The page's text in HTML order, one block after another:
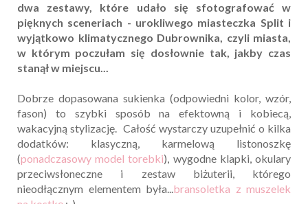
dwa zestawy, które udało się sfotografować w
pięknych sceneriach - urokliwego miasteczka Split i
wyjątkowo klimatycznego Dubrownika, czyli miasta,
w którym poczułam się dosłownie tak, jakby czas
stanął w miejscu...
Dobrze dopasowana sukienka (odpowiedni kolor, wzór,
fason) to szybki sposób na efektowną i kobiecą,
wakacyjną stylizację. Całość wystarczy uzupełnić o kilka
dodatków: klasyczną, karmelową listonoszkę
(ponadczasowy model torebki), wygodne klapki, okulary
przeciwsłoneczne i zestaw biżuterii, którego
nieodłącznym elementem była...bransoletka z muszelek